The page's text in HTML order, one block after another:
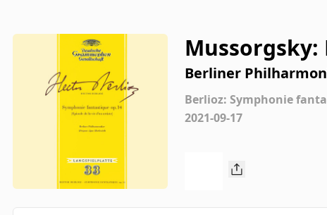
Mussorgsky:
vel: No. 5
Berliner
Berlioz: Symphonie
The Deutsche
2021-09-17